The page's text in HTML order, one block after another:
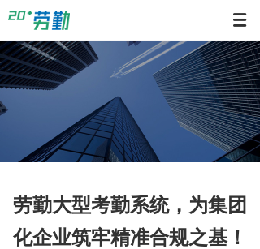
劳勤大型考勤系统，为集团
化企业筑牢精准合规之基！